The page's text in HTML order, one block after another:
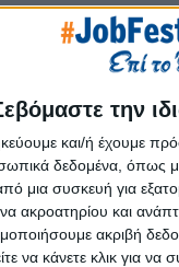
την
και/ή έχουμε
δεδομένα, όπως
μια συσκευή για
ακροατηρίου και
ακριβή
κάνετε κλικ για να
• Κατασκευές •